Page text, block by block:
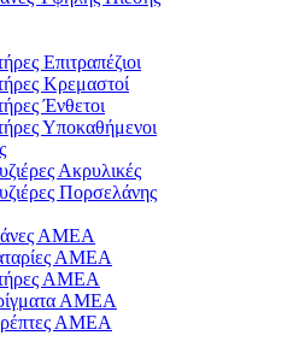
Επιτραπέζιοι
Κρεμαστοί
Ένθετοι
Υποκαθήμενοι
Ακρυλικές
Πορσελάνης
ΑΜΕΑ
ΑΜΕΑ
ΑΜΕΑ
ΑΜΕΑ
ΑΜΕΑ